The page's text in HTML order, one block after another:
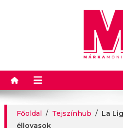
Főoldal / Tejszínhub / La
éllovasok